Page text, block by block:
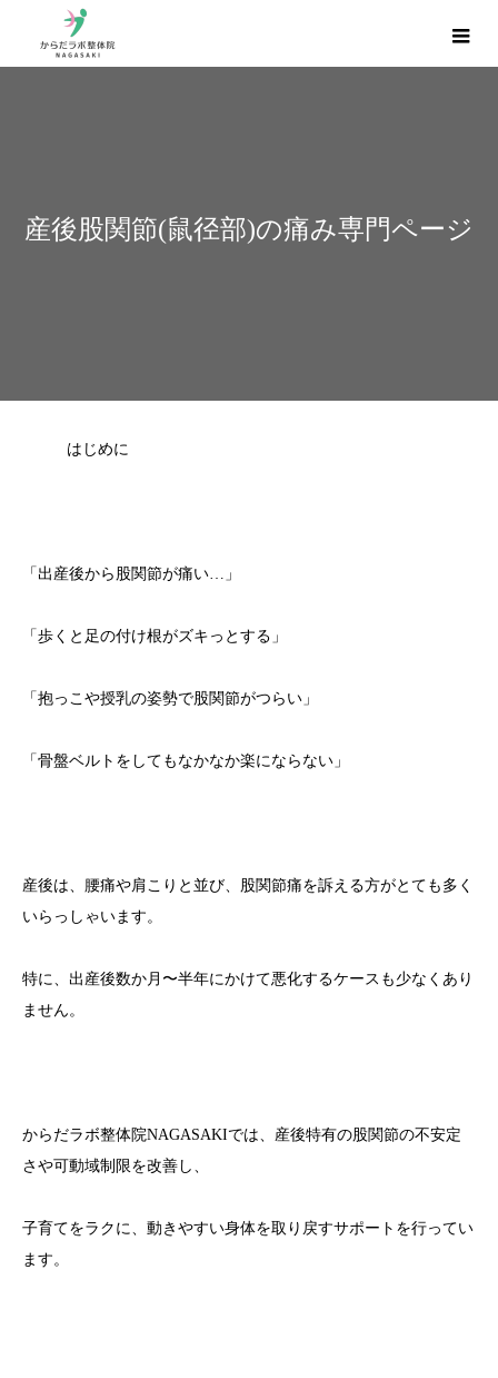
産後股関節(鼠径部)の痛み専門ページ
はじめに
「出産後から股関節が痛い…」
「歩くと足の付け根がズキっとする」
「抱っこや授乳の姿勢で股関節がつらい」
「骨盤ベルトをしてもなかなか楽にならない」
産後は、腰痛や肩こりと並び、股関節痛を訴える方がとても多く
いらっしゃいます。
特に、出産後数か月〜半年にかけて悪化するケースも少なくあり
ません。
からだラボ整体院NAGASAKIでは、産後特有の股関節の不安定
さや可動域制限を改善し、
子育てをラクに、動きやすい身体を取り戻すサポートを行ってい
ます。